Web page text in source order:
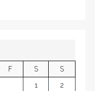
F S S
1 2